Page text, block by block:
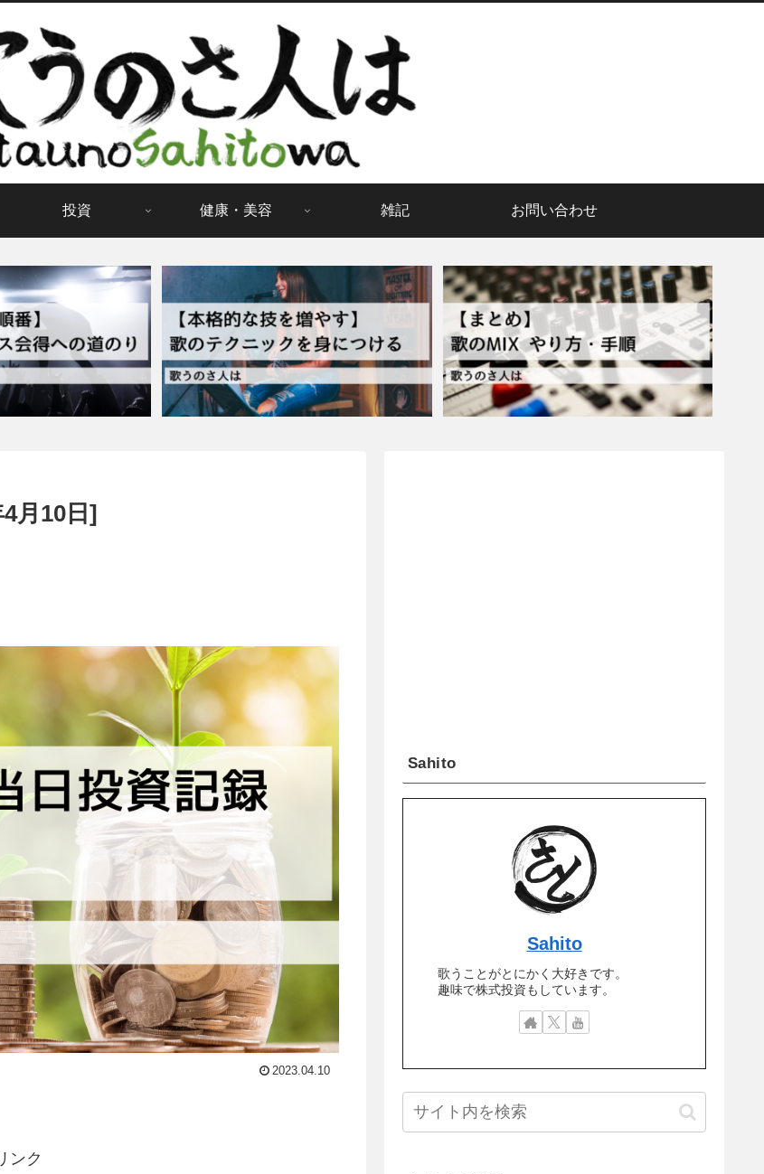
投資 健康・美容 雑記 お問い合わせ
月10日]
2023.04.10
ンク
Sahito
Sahito
歌うことがとにかく大好きです。
趣味で株式投資もしています。